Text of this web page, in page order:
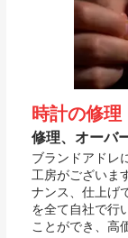
時計の修理
修理、オーバ
ブランドアドレ
工房がございま
ナンス、仕上げ
を全て自社で行
ことができ、高